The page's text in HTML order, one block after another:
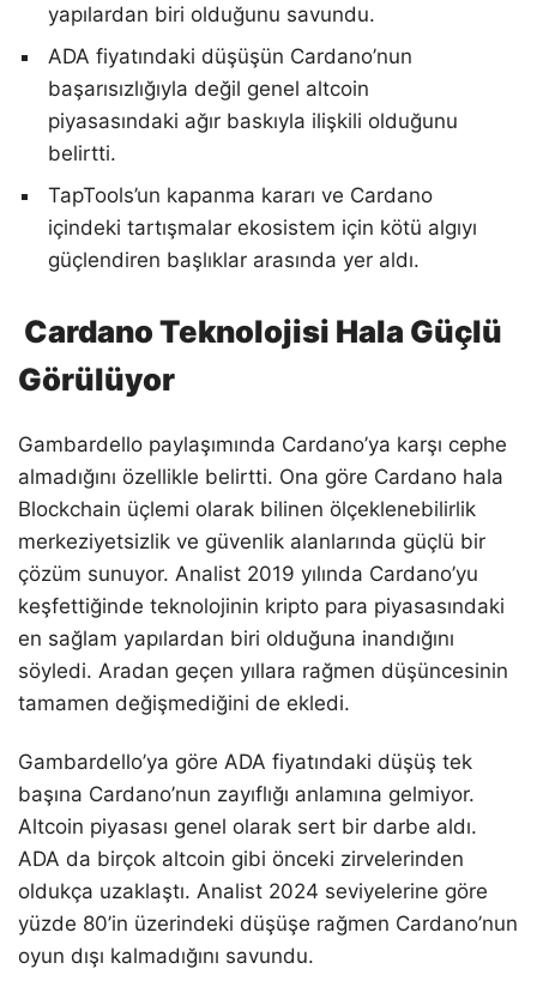
yapılardan biri olduğunu savundu.
ADA fiyatındaki düşüşün Cardano’nun
başarısızlığıyla değil genel altcoin
piyasasındaki ağır baskıyla ilişkili olduğunu
belirtti.
TapTools’un kapanma kararı ve Cardano
içindeki tartışmalar ekosistem için kötü algıyı
güçlendiren başlıklar arasında yer aldı.
Cardano Teknolojisi Hala Güçlü
Görülüyor
Gambardello paylaşımında Cardano’ya karşı cephe
almadığını özellikle belirtti. Ona göre Cardano hala
Blockchain üçlemi olarak bilinen ölçeklenebilirlik
merkeziyetsizlik ve güvenlik alanlarında güçlü bir
çözüm sunuyor. Analist 2019 yılında Cardano’yu
keşfettiğinde teknolojinin kripto para piyasasındaki
en sağlam yapılardan biri olduğuna inandığını
söyledi. Aradan geçen yıllara rağmen düşüncesinin
tamamen değişmediğini de ekledi.
Gambardello’ya göre ADA fiyatındaki düşüş tek
başına Cardano’nun zayıflığı anlamına gelmiyor.
Altcoin piyasası genel olarak sert bir darbe aldı.
ADA da birçok altcoin gibi önceki zirvelerinden
oldukça uzaklaştı. Analist 2024 seviyelerine göre
yüzde 80’in üzerindeki düşüşe rağmen Cardano’nun
oyun dışı kalmadığını savundu.